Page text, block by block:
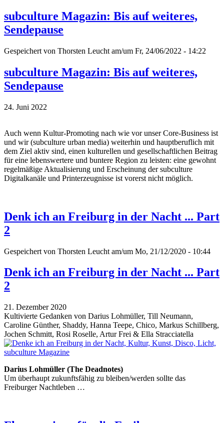
subculture Magazin: Bis auf weiteres,
Sendepause
Gespeichert von Thorsten Leucht am/um Fr, 24/06/2022 - 14:22
subculture Magazin: Bis auf weiteres,
Sendepause
24. Juni 2022
Auch wenn Kultur-Promoting nach wie vor unser Core-Business ist
und wir (subculture urban media) weiterhin und hauptberuflich mit
dem Ziel aktiv sind, einen kulturellen und gesellschaftlichen Beitrag
für eine lebenswertere und buntere Region zu leisten: eine gewohnt
regelmäßige Aktualisierung und Erscheinung der subculture
Digitalkanäle und Printerzeugnisse ist vorerst nicht möglich.
Denk ich an Freiburg in der Nacht ... Part
2
Gespeichert von Thorsten Leucht am/um Mo, 21/12/2020 - 10:44
Denk ich an Freiburg in der Nacht ... Part
2
21. Dezember 2020
Kultivierte Gedanken von Darius Lohmüller, Till Neumann,
Caroline Günther, Shaddy, Hanna Teepe, Chico, Markus Schillberg,
Jochen Schmitt, Rosi Roselle, Artur Frei & Ella Stracciatella
Darius Lohmüller (The Deadnotes)
Um überhaupt zukunftsfähig zu bleiben/werden sollte das
Freiburger Nachtleben …